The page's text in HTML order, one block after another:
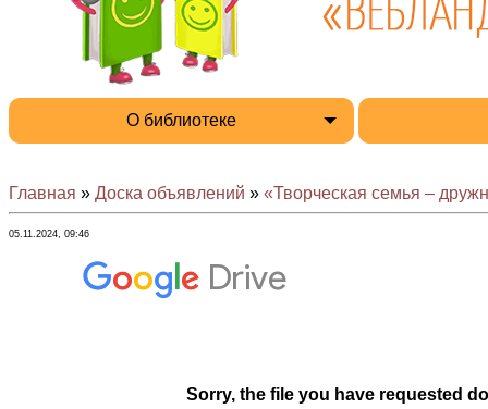
О библиотеке
Главная » Доска объявлений » «Творческая семья –
05.11.2024, 09:46